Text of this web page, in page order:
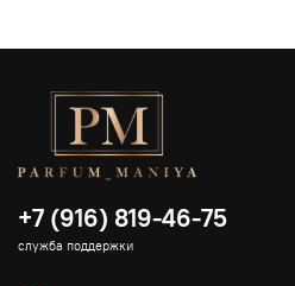
+7 (916) 819-46-75
служба поддержки